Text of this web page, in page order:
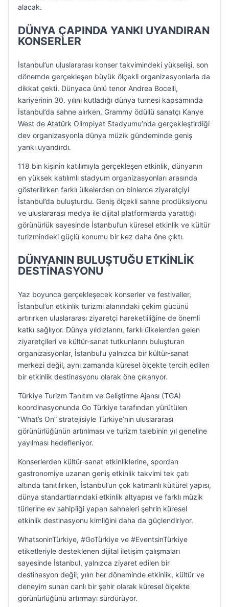
alacak.
DÜNYA ÇAPINDA YANKI UYANDIRAN
KONSERLER
İstanbul’un uluslararası konser takvimindeki yükselişi, son
dönemde gerçekleşen büyük ölçekli organizasyonlarla da
dikkat çekti. Dünyaca ünlü tenor Andrea Bocelli,
kariyerinin 30. yılını kutladığı dünya turnesi kapsamında
İstanbul’da sahne alırken, Grammy ödüllü sanatçı Kanye
West de Atatürk Olimpiyat Stadyumu’nda gerçekleştirdiği
dev organizasyonla dünya müzik gündeminde geniş
yankı uyandırdı.
118 bin kişinin katılımıyla gerçekleşen etkinlik, dünyanın
en yüksek katılımlı stadyum organizasyonları arasında
gösterilirken farklı ülkelerden on binlerce ziyaretçiyi
İstanbul’da buluşturdu. Geniş ölçekli sahne prodüksiyonu
ve uluslararası medya ile dijital platformlarda yarattığı
görünürlük sayesinde İstanbul’un küresel etkinlik ve kültür
turizmindeki güçlü konumu bir kez daha öne çıktı.
DÜNYANIN BULUŞTUĞU ETKİNLİK
DESTİNASYONU
Yaz boyunca gerçekleşecek konserler ve festivaller,
İstanbul’un etkinlik turizmi alanındaki çekim gücünü
artırırken uluslararası ziyaretçi hareketliliğine de önemli
katkı sağlıyor. Dünya yıldızlarını, farklı ülkelerden gelen
ziyaretçileri ve kültür-sanat tutkunlarını buluşturan
organizasyonlar, İstanbul’u yalnızca bir kültür-sanat
merkezi değil, aynı zamanda küresel ölçekte tercih edilen
bir etkinlik destinasyonu olarak öne çıkarıyor.
Türkiye Turizm Tanıtım ve Geliştirme Ajansı (TGA)
koordinasyonunda Go Türkiye tarafından yürütülen
“What’s On” stratejisiyle Türkiye’nin uluslararası
görünürlüğünün artırılması ve turizm talebinin yıl geneline
yayılması hedefleniyor.
Konserlerden kültür-sanat etkinliklerine, spordan
gastronomiye uzanan geniş etkinlik takvimi tek çatı
altında tanıtılırken, İstanbul’un çok katmanlı kültürel yapısı,
dünya standartlarındaki etkinlik altyapısı ve farklı müzik
türlerine ev sahipliği yapan sahneleri şehrin küresel
etkinlik destinasyonu kimliğini daha da güçlendiriyor.
WhatsoninTürkiye, #GoTürkiye ve #EventsinTürkiye
etiketleriyle desteklenen dijital iletişim çalışmaları
sayesinde İstanbul, yalnızca ziyaret edilen bir
destinasyon değil; yılın her döneminde etkinlik, kültür ve
deneyim sunan canlı bir şehir olarak küresel ölçekte
görünürlüğünü artırmayı sürdürüyor.